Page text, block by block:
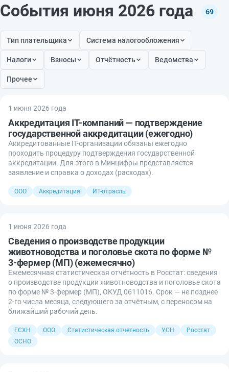
События июня 2026 года 69
Тип плательщика Система налогообложения
Налоги Взносы Отчётность Ведомства
Прочее
1 июня 2026 года
Аккредитация IT-компаний — подтверждение
государственной аккредитации (ежегодно)
Аккредитованные IT-организации обязаны ежегодно
проходить процедуру подтверждения государственной
аккредитации. Для этого в Минцифры представляется
заявление и справка о доходах (расходах).
ООО Аккредитация ИТ-отрасль
1 июня 2026 года
Сведения о производстве продукции
животноводства и поголовье скота по форме №
3-фермер (МП) (ежемесячно)
Ежемесячная статистическая отчётность в Росстат: сведения
о производстве продукции животноводства и поголовье скота
по форме № 3-фермер (МП), ОКУД 0611016. Срок — не позднее
2-го числа месяца, следующего за отчётным, с переносом на
ближайший рабочий день.
ЕСХН ООО Статистическая отчетность УСН
Росстат
ОСНО